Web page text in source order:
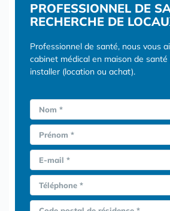
PROFESSIONNEL DE
RECHERCHE DE
Professionnel de santé, nous vous
cabinet médical en maison de
installer (location ou achat).
Nom *
Prénom *
E-mail *
Téléphone *